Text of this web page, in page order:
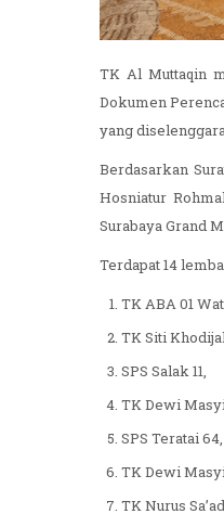
TK Al Muttaqin
Dokumen
yang
Berdasarkan
Hosniatur
Surabaya Grand
Terdapat 14
TK ABA 01
TK Siti
SPS Salak 11,
TK Dewi
SPS Teratai 64,
TK Dewi
TK Nurus